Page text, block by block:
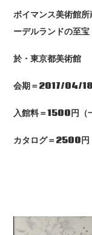
ボイマンス美術館所
ーデルランドの至
於・東京都美術館
会期＝2017/04/18
入館料＝1500円（
カタログ＝2500円